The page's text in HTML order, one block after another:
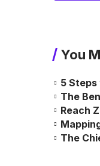
You
5
The
Reach
The